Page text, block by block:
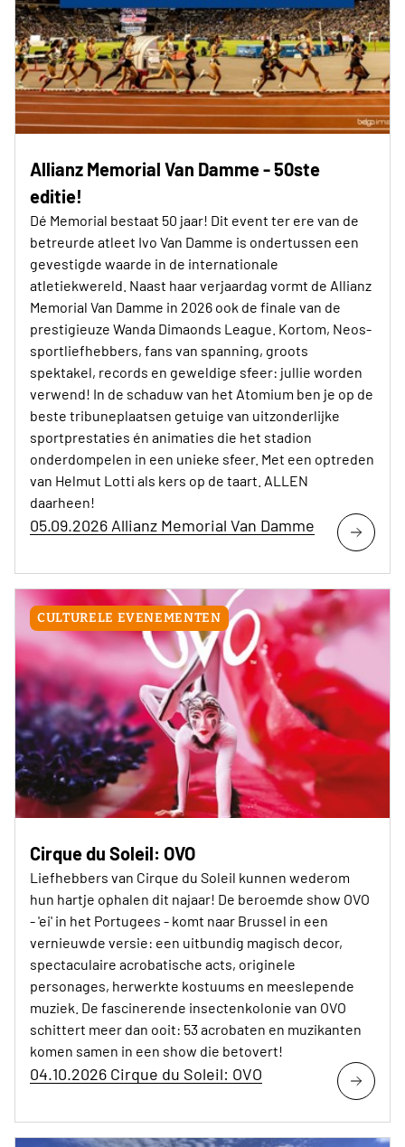
Allianz Memorial Van Damme - 50ste
editie!
Dé Memorial bestaat 50 jaar! Dit event ter ere van de
betreurde atleet Ivo Van Damme is ondertussen een
gevestigde waarde in de internationale
atletiekwereld. Naast haar verjaardag vormt de Allianz
Memorial Van Damme in 2026 ook de finale van de
prestigieuze Wanda Dimaonds League. Kortom, Neos-
sportliefhebbers, fans van spanning, groots
spektakel, records en geweldige sfeer: jullie worden
verwend! In de schaduw van het Atomium ben je op de
beste tribuneplaatsen getuige van uitzonderlijke
sportprestaties én animaties die het stadion
onderdompelen in een unieke sfeer. Met een optreden
van Helmut Lotti als kers op de taart. ALLEN
daarheen!
05.09.2026 Allianz Memorial Van Damme
CULTURELE EVENEMENTEN
Cirque du Soleil: OVO
Liefhebbers van Cirque du Soleil kunnen wederom
hun hartje ophalen dit najaar! De beroemde show OVO
- 'ei' in het Portugees - komt naar Brussel in een
vernieuwde versie: een uitbundig magisch decor,
spectaculaire acrobatische acts, originele
personages, herwerkte kostuums en meeslepende
muziek. De fascinerende insectenkolonie van OVO
schittert meer dan ooit: 53 acrobaten en muzikanten
komen samen in een show die betovert!
04.10.2026 Cirque du Soleil: OVO